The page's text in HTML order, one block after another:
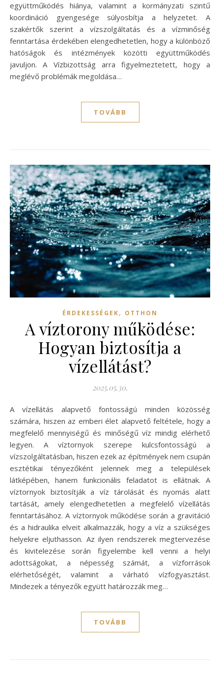
együttműködés hiánya, valamint a kormányzati szintű
koordináció gyengesége súlyosbítja a helyzetet. A
szakértők szerint a vízszolgáltatás és a vízminőség
fenntartása érdekében elengedhetetlen, hogy a különböző
hatóságok és intézmények közötti együttműködés
javuljon. A Vízbizottság arra figyelmeztetett, hogy a
meglévő problémák megoldása…
TOVÁBB
ÉRDEKESSÉGEK, OTTHON
A víztorony működése:
Hogyan biztosítja a
vízellátást?
2025.05.30.
A vízellátás alapvető fontosságú minden közösség
számára, hiszen az emberi élet alapvető feltétele, hogy a
megfelelő mennyiségű és minőségű víz mindig elérhető
legyen. A víztornyok szerepe kulcsfontosságú a
vízszolgáltatásban, hiszen ezek az építmények nem csupán
esztétikai tényezőként jelennek meg a települések
látképében, hanem funkcionális feladatot is ellátnak. A
víztornyok biztosítják a víz tárolását és nyomás alatt
tartását, amely elengedhetetlen a megfelelő vízellátás
fenntartásához. A víztornyok működése során a gravitáció
és a hidraulika elveit alkalmazzák, hogy a víz a szükséges
helyekre eljuthasson. Az ilyen rendszerek megtervezése
és kivitelezése során figyelembe kell venni a helyi
adottságokat, a népesség számát, a vízforrások
elérhetőségét, valamint a várható vízfogyasztást.
Mindezek a tényezők együtt határozzák meg…
TOVÁBB